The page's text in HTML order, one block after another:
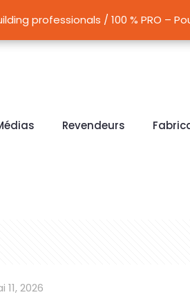
MAX et ATG LC15, LC30
Revendeurs
11, 2026
professionals / 100 % PRO –
professionals / 100 % PRO –